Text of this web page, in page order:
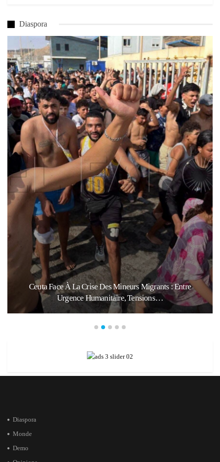
Diaspora
Ceuta Face À La Crise Des Mineurs Migrants : Entre
Urgence Humanitaire, Tensions…
Diaspora
Monde
Demo